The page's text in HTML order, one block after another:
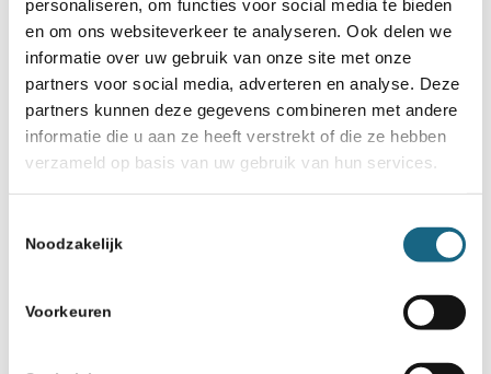
personaliseren, om functies voor social media te bieden
en om ons websiteverkeer te analyseren. Ook delen we
informatie over uw gebruik van onze site met onze
partners voor social media, adverteren en analyse. Deze
partners kunnen deze gegevens combineren met andere
informatie die u aan ze heeft verstrekt of die ze hebben
verzameld op basis van uw gebruik van hun services.
Noodzakelijk
Voorkeuren